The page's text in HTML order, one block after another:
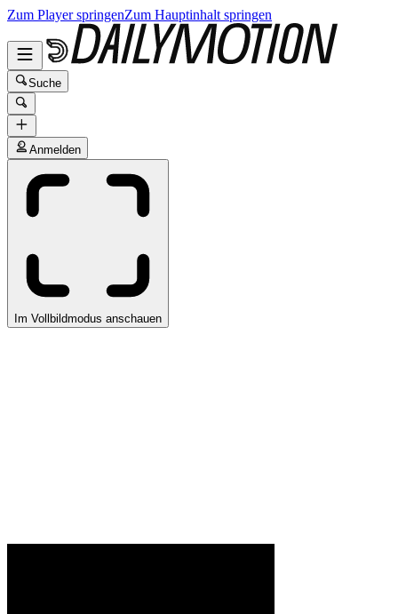
Zum Player springenZum Hauptinhalt springen
Suche
Anmelden
Im Vollbildmodus anschauen